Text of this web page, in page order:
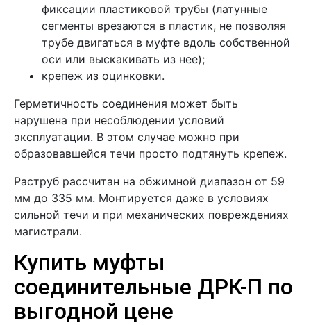
фиксации пластиковой трубы (латунные
сегменты врезаются в пластик, не позволяя
трубе двигаться в муфте вдоль собственной
оси или выскакивать из нее);
крепеж из оцинковки.
Герметичность соединения может быть
нарушена при несоблюдении условий
эксплуатации. В этом случае можно при
образовавшейся течи просто подтянуть крепеж.
Раструб рассчитан на обжимной диапазон от 59
мм до 335 мм. Монтируется даже в условиях
сильной течи и при механических повреждениях
магистрали.
Купить муфты
соединительные ДРК-П по
выгодной цене